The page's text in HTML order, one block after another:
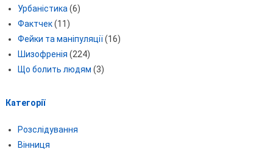
Урбаністика (6)
Фактчек(11)
Фейки та маніпуляції(16)
Шизофренія (224)
Що болить людям (3)
Категорії
Розслідування
Вінниця